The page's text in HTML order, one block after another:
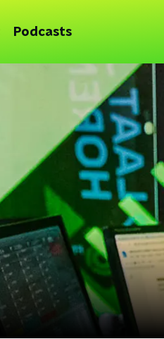
Podcasts